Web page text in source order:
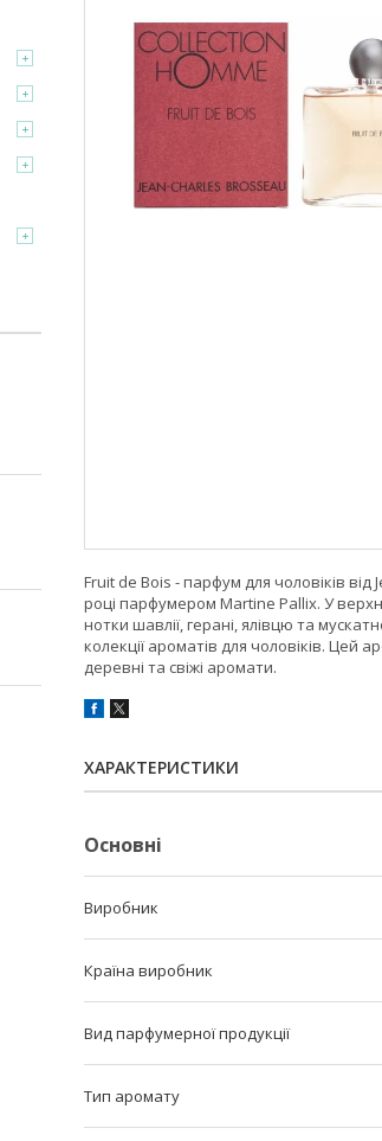
Fruit de Bois - парфум для чоловіків
році парфумером Martine Pallix. У
нотки шавлії, герані, ялівцю та
колекції ароматів для чоловіків. Цей
деревні та свіжі аромати.
ХАРАКТЕРИСТИКИ
Основні
Виробник
Країна виробник
Вид парфумерної продукції
Тип аромату